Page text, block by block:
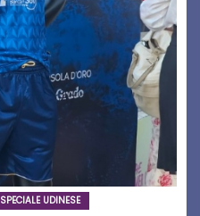
SPECIALE UDINESE